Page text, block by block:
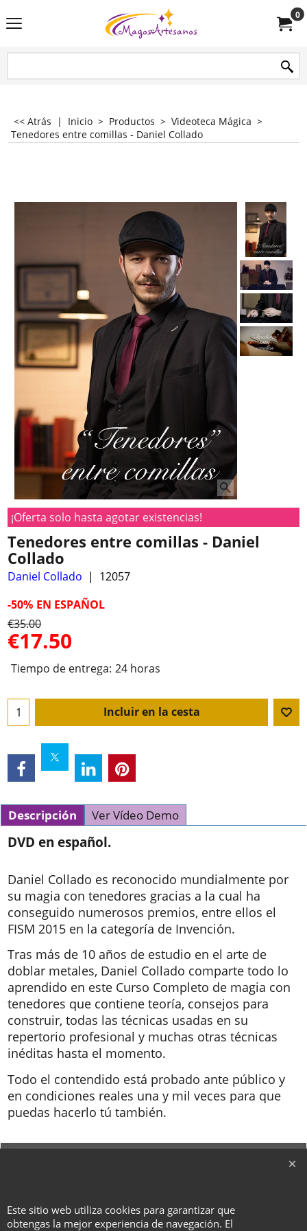
0
<< Atrás | Inicio > Productos > Videoteca Mágica >
Tenedores entre comillas - Daniel Collado
¡Oferta solo hasta agotar existencias!
Tenedores entre comillas - Daniel
Collado
Daniel Collado
12057
-50% EN ESPAÑOL
€35.00
€17.50
Tiempo de entrega: 24 horas
Incluir en la cesta
Descripción Ver Vídeo Demo
DVD en español.
Daniel Collado es reconocido mundialmente por
su magia con tenedores gracias a la cual ha
conseguido numerosos premios, entre ellos el
FISM 2015 en la categoría de Invención.
Tras más de 10 años de estudio en el arte de
doblar metales, Daniel Collado comparte todo lo
aprendido en este Curso Completo de magia con
tenedores que contiene teoría, consejos para
construir, todas las técnicas usadas en su
repertorio profesional y muchas otras técnicas
inéditas hasta el momento.
Todo el contendido está probado ante público y
en condiciones reales una y mil veces para que
puedas hacerlo tú también.
Este sitio web utiliza cookies para garantizar que
obtengas la mejor experiencia de navegación. El